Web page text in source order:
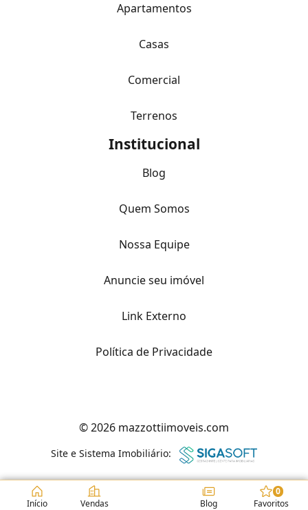
Apartamentos
Casas
Comercial
Terrenos
Institucional
Blog
Quem Somos
Nossa Equipe
Anuncie seu imóvel
Link Externo
Política de Privacidade
© 2026 mazzottiimoveis.com
Site e Sistema Imobiliário:
Início Vendas Blog
0
Favoritos